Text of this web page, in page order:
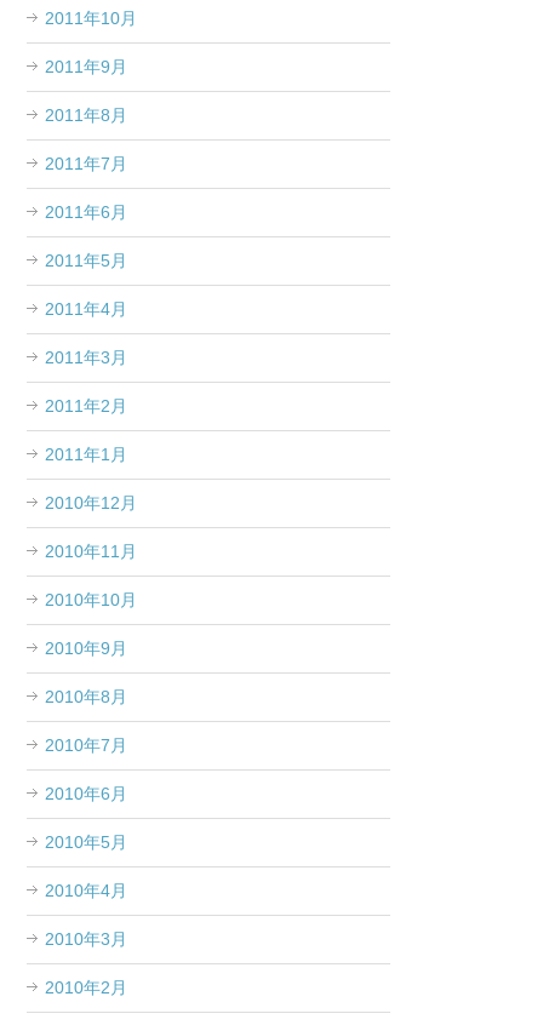
2011年10月
2011年9月
2011年8月
2011年7月
2011年6月
2011年5月
2011年4月
2011年3月
2011年2月
2011年1月
2010年12月
2010年11月
2010年10月
2010年9月
2010年8月
2010年7月
2010年6月
2010年5月
2010年4月
2010年3月
2010年2月